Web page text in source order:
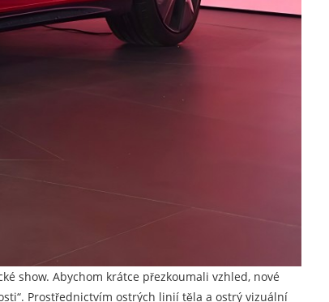
show. Abychom krátce přezkoumali vzhled, nové
Prostřednictvím ostrých linií těla a ostrý vizuální